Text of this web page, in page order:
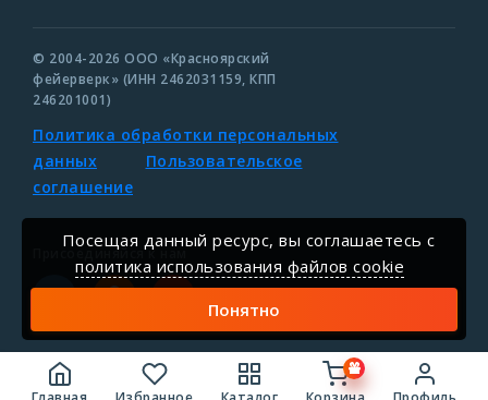
© 2004-2026 ООО «Красноярский
фейерверк» (ИНН 2462031159, КПП
246201001)
Политика обработки персональных
данных
Пользовательское
соглашение
Присоединяйся к нам
Посещая данный ресурс, вы соглашаетесь c
политика использования файлов cookie
Понятно